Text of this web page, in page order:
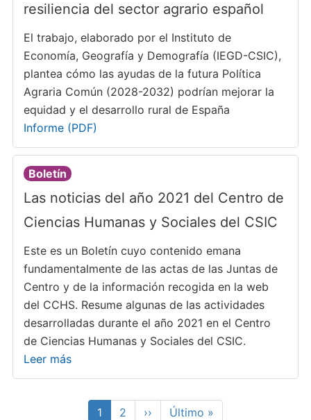
resiliencia del sector agrario español
El trabajo, elaborado por el Instituto de
Economía, Geografía y Demografía (IEGD-CSIC),
plantea cómo las ayudas de la futura Política
Agraria Común (2028-2032) podrían mejorar la
equidad y el desarrollo rural de España
Informe (PDF)
Boletín
Las noticias del año 2021 del Centro de
Ciencias Humanas y Sociales del CSIC
Este es un Boletín cuyo contenido emana
fundamentalmente de las actas de las Juntas de
Centro y de la información recogida en la web
del CCHS. Resume algunas de las actividades
desarrolladas durante el año 2021 en el Centro
de Ciencias Humanas y Sociales del CSIC.
Leer más
Paginación
Página
1 Page
2
Siguiente
››
Última
Último »